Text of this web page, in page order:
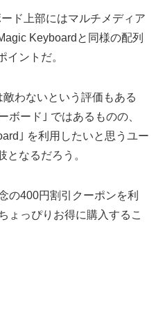
ド上部にはマルチメディア
Keyboardと同様の配列
イントだ。
わないという評価もある
ボード｣ ではあるものの、
｣ を利用したいと思うユー
となるだろう。
の400円割引クーポンを利
ょっぴりお得に購入するこ